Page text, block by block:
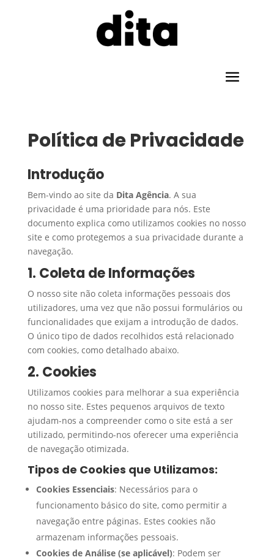
Política de Privacidade
Introdução
Bem-vindo ao site da Dita Agência. A sua
privacidade é uma prioridade para nós. Este
documento explica como utilizamos cookies no nosso
site e como protegemos a sua privacidade durante a
navegação.
1. Coleta de Informações
O nosso site não coleta informações pessoais dos
utilizadores, uma vez que não possui formulários ou
funcionalidades que exijam a introdução de dados.
O único tipo de dados recolhidos está relacionado
com cookies, como detalhado abaixo.
2. Cookies
Utilizamos cookies para melhorar a sua experiência
no nosso site. Estes pequenos arquivos de texto
ajudam-nos a compreender como o site está a ser
utilizado, permitindo-nos oferecer uma experiência
de navegação otimizada.
Tipos de Cookies que Utilizamos:
Cookies Essenciais: Necessários para o
funcionamento básico do site, como permitir a
navegação entre páginas. Estes cookies não
armazenam informações pessoais.
Cookies de Análise (se aplicável): Podem ser